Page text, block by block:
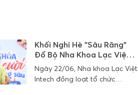
Khối Nghỉ Hè "Sâu Răng"
Đổ Bộ Nha Khoa Lạc Việt
Intech
Ngày 22/06, Nha khoa Lạc Việt
Intech đồng loạt tổ chức